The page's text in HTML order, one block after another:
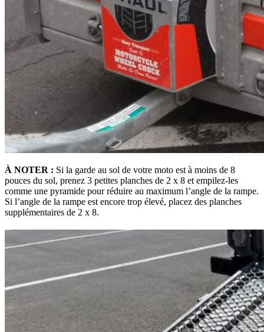
À NOTER : Si la garde au sol de votre moto est à moins de 8
pouces du sol, prenez 3 petites planches de 2 x 8 et empilez-les
comme une pyramide pour réduire au maximum l’angle de la rampe.
Si l’angle de la rampe est encore trop élevé, placez des planches
supplémentaires de 2 x 8.